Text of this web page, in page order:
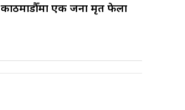
काठमाडौँमा एक जना मृत फेला